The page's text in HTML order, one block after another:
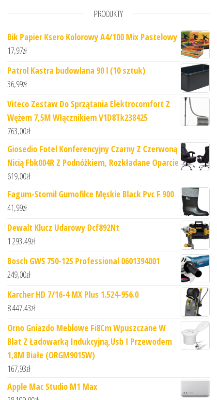
PRODUKTY
Bik Papier Ksero Kolorowy A4/100 Mix Pastelowy
17,97zł
Patrol Kastra budowlana 90 l (10 sztuk)
36,99zł
Viteco Zestaw Do Sprzątania Elektrocomfort Z
Wężem 7,5M Włącznikiem V1D8Tk238425
763,00zł
Giosedio Fotel Konferencyjny Czarny Z Czerwoną
Nicią Fbk004R Z Podnóżkiem, Rozkładane Oparcie
619,00zł
Fagum-Stomil Gumofilce Męskie Black Pvc F 900
41,99zł
Dewalt Klucz Udarowy Dcf892Nt
1 293,49zł
Bosch GWS 750-125 Professional 0601394001
249,00zł
Karcher HD 7/16-4 MX Plus 1.524-956.0
8 447,43zł
Orno Gniazdo Meblowe Fi8Cm Wpuszczane W
Blat Z Ładowarką Indukcyjną,Usb I Przewodem
1,8M Białe (ORGM9015W)
167,93zł
Apple Mac Studio M1 Max